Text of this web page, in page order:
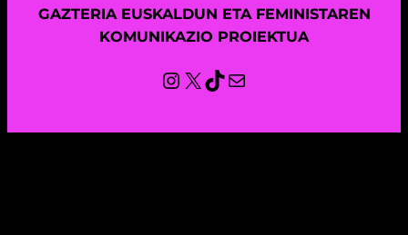
GAZTERIA EUSKALDUN ETA FEMINISTAREN
KOMUNIKAZIO PROIEKTUA
Instagram
X TikTok
Mail